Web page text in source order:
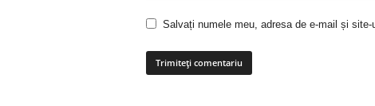
Salvați numele meu, adresa de e-mail și